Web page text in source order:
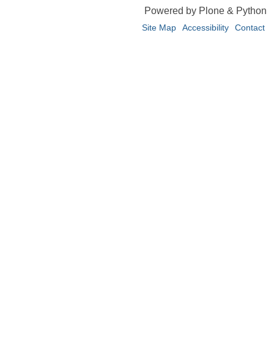
Powered by Plone & Python
Site Map Accessibility Contact